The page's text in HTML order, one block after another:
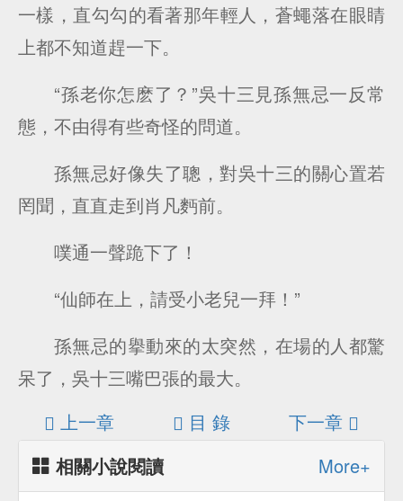
一樣，直勾勾的看著那年輕人，蒼蠅落在眼睛
上都不知道趕一下。
“孫老你怎麽了？”吳十三見孫無忌一反常
態，不由得有些奇怪的問道。
孫無忌好像失了聰，對吳十三的關心置若
罔聞，直直走到肖凡麪前。
噗通一聲跪下了！
“仙師在上，請受小老兒一拜！”
孫無忌的擧動來的太突然，在場的人都驚
呆了，吳十三嘴巴張的最大。
上一章
目 錄
下一章
相關小說閱讀
More+